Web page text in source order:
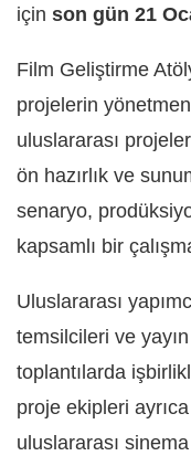
için son gün 21
Film Geliştirme
projelerin
uluslararası
ön hazırlık ve
senaryo,
kapsamlı bir
Uluslararası
temsilcileri ve
toplantılarda
proje ekipleri
uluslararası